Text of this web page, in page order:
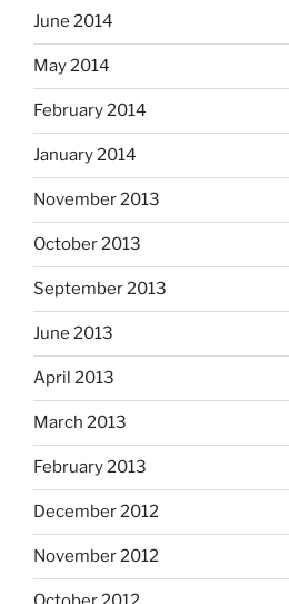
June 2014
May 2014
February 2014
January 2014
November 2013
October 2013
September 2013
June 2013
April 2013
March 2013
February 2013
December 2012
November 2012